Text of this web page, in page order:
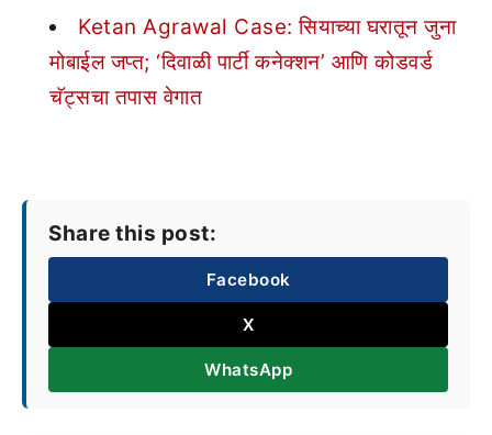
Ketan Agrawal Case: सियाच्या घरातून जुना
मोबाईल जप्त; ‘दिवाळी पार्टी कनेक्शन’ आणि कोडवर्ड
चॅट्सचा तपास वेगात
Share this post:
Facebook
X
WhatsApp